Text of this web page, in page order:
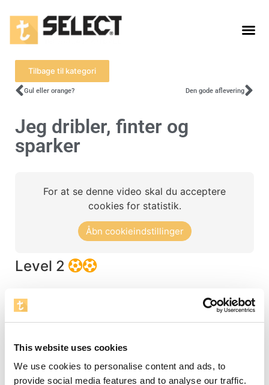
This website uses cookies
We use cookies to personalise content and ads, to
provide social media features and to analyse our traffic.
Tilbage til kategori
Gul eller orange? Den gode aflevering
Jeg dribler, finter og
sparker
For at se denne video skal du acceptere
cookies for statistik.
Åbn cookieindstillinger
Level 2
Fokus
træne børnenes drible- og sparkefærdigheder
samt deres finter. For at udvikle spillernes
kropsbevidsthed gennemføres banen først uden